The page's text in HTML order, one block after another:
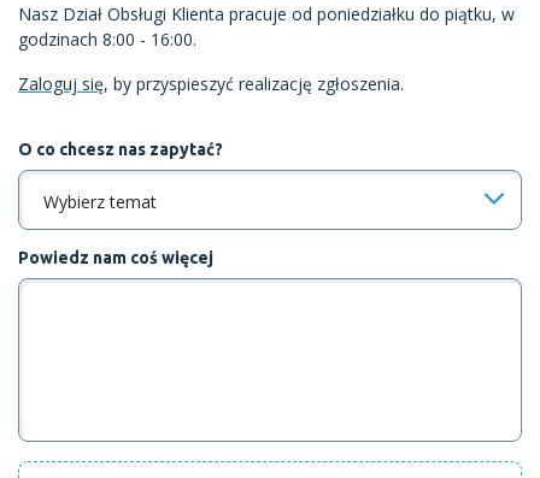
Nasz Dział Obsługi Klienta pracuje od poniedziałku do piątku, w
godzinach 8:00 - 16:00.
Zaloguj się, by przyspieszyć realizację zgłoszenia.
O co chcesz nas zapytać?
Wybierz temat
Powiedz nam coś więcej